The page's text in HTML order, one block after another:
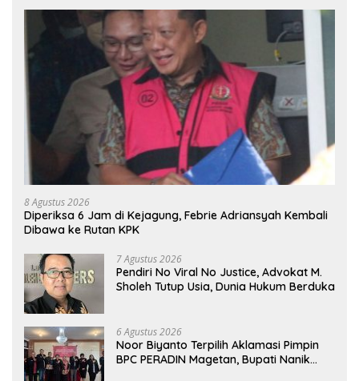
8 Agustus 2026
Diperiksa 6 Jam di Kejagung, Febrie Adriansyah Kembali
Dibawa ke Rutan KPK
7 Agustus 2026
Pendiri No Viral No Justice, Advokat M.
Sholeh Tutup Usia, Dunia Hukum Berduka
6 Agustus 2026
Noor Biyanto Terpilih Aklamasi Pimpin
BPC PERADIN Magetan, Bupati Nanik